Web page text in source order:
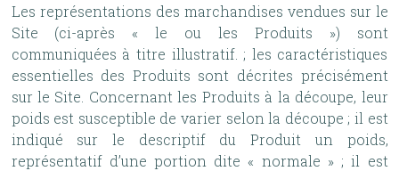
Les représentations des marchandises vendues sur le
Site (ci-après « le ou les Produits ») sont
communiquées à titre illustratif. ; les caractéristiques
essentielles des Produits sont décrites précisément
sur le Site. Concernant les Produits à la découpe, leur
poids est susceptible de varier selon la découpe ; il est
indiqué sur le descriptif du Produit un poids,
représentatif d’une portion dite « normale » ; il est